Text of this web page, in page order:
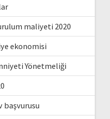
maliyeti 2020
ekonomisi
Yönetmeliği
başvurusu